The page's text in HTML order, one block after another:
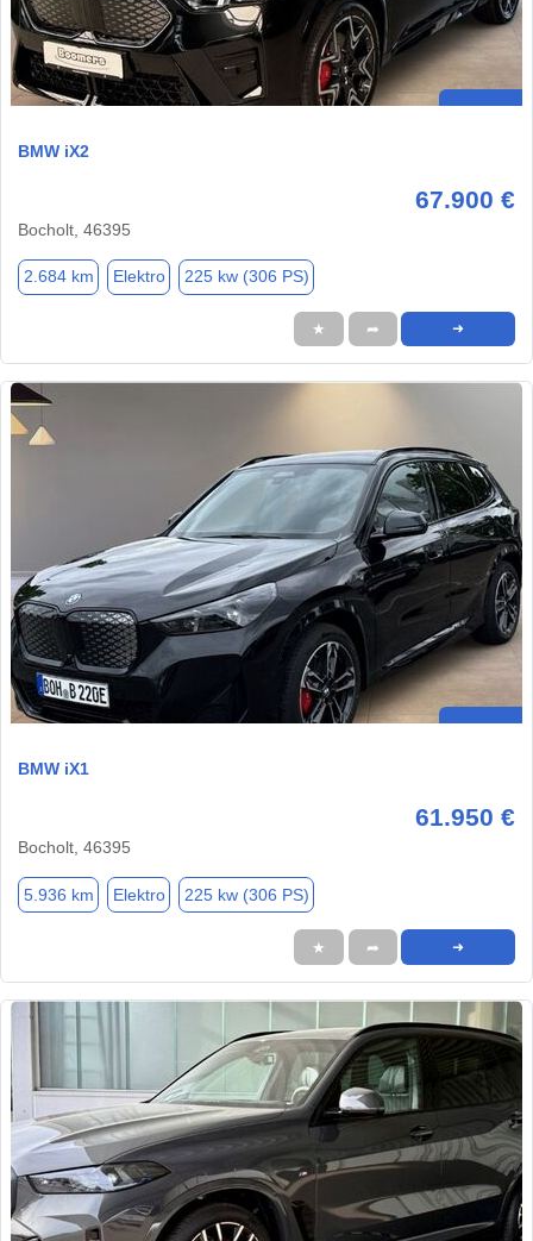
BMW iX2
67.900 €
Bocholt, 46395
2.684 km Elektro 225 kw (306 PS)
★ ➦ ➜
BMW iX1
61.950 €
Bocholt, 46395
5.936 km Elektro 225 kw (306 PS)
★ ➦ ➜